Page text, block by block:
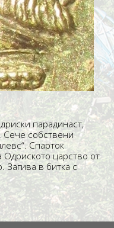
парадинаст,
Сече собствени
Спарток
Одриското царство от
Загива в битка с